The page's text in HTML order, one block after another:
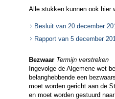
Alle stukken kunnen ook hier
Besluit van 20 december
Rapport van 5 december
Bezwaar Termijn verstreken
Ingevolge de Algemene wet
belanghebbende een
moet worden gericht aan de
en moet worden gestuurd